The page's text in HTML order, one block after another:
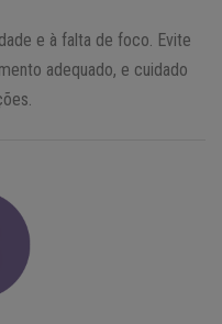
e à falta de foco. Evite
adequado, e cuidado